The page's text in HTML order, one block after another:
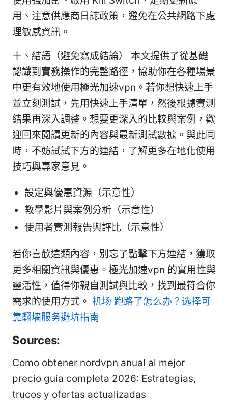
用、注意供應商日誌政策，避免在公共網路下處
理敏感資訊。
十、結語（避免寫成結論） 本文提供了從基礎
認識到實務操作的完整路徑，協助你在各種場景
中更有效地使用極光加速vpn。若你想快速上手
並立刻測試，先用快速上手清單，然後根據實測
結果再深入調整。想要更深入的比較與案例，歡
迎回來閱讀更新的內容與最新測試數據。與此同
時，不妨試試下方的連結，了解更多在地化使用
技巧與專家意見。
設定與優惠資源（示意性）
教學影片與案例分析（示意性）
使用者實測報告與評比（示意性）
若你喜歡這類內容，別忘了點擊下方連結，獲取
更多相關資訊與優惠。極光加速vpn 的實用性與
靈活性，值得你親自測試與比較，找到最符合你
需求的使用方式。 机场 跑路了怎么办？选择可
靠翻墙服务避坑指南
Sources:
Como obtener nordvpn anual al mejor
precio guia completa 2026: Estrategias,
trucos y ofertas actualizadas